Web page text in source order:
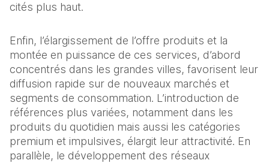
cités plus haut.
Enfin, l’élargissement de l’offre produits et la
montée en puissance de ces services, d’abord
concentrés dans les grandes villes, favorisent leur
diffusion rapide sur de nouveaux marchés et
segments de consommation. L’introduction de
références plus variées, notamment dans les
produits du quotidien mais aussi les catégories
premium et impulsives, élargit leur attractivité. En
parallèle, le développement des réseaux